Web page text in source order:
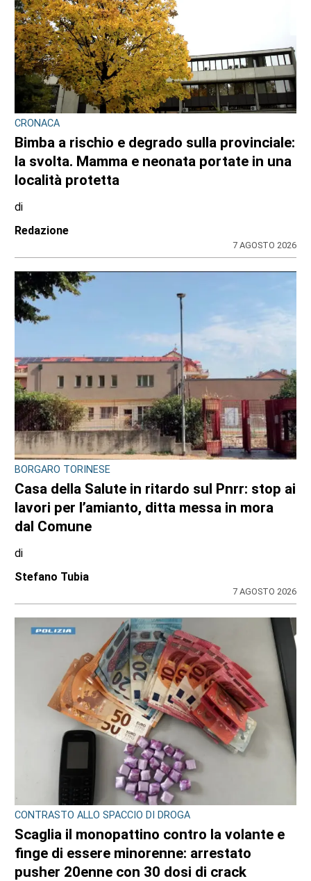
CRONACA
Bimba a rischio e degrado sulla provinciale:
la svolta. Mamma e neonata portate in una
località protetta
di
Redazione
7 AGOSTO 2026
BORGARO TORINESE
Casa della Salute in ritardo sul Pnrr: stop ai
lavori per l’amianto, ditta messa in mora
dal Comune
di
Stefano Tubia
7 AGOSTO 2026
CONTRASTO ALLO SPACCIO DI DROGA
Scaglia il monopattino contro la volante e
finge di essere minorenne: arrestato
pusher 20enne con 30 dosi di crack